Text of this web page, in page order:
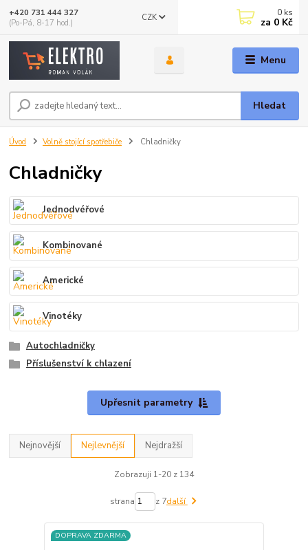
Menu
CZK
Hledat
+420 731 444 327
(Po-Pá, 8-17 hod.)
0 ks
za 0 Kč
Úvod Volně stojící spotřebiče Chladničky
Chladničky
Jednodvéřové
Kombinované
Americké
Vinotéky
Autochladničky
Příslušenství k chlazení
Upřesnit parametry
Nejnovější Nejlevnější Nejdražší
Zobrazuji 1-20 z 134
strana z 7další
DOPRAVA ZDARMA